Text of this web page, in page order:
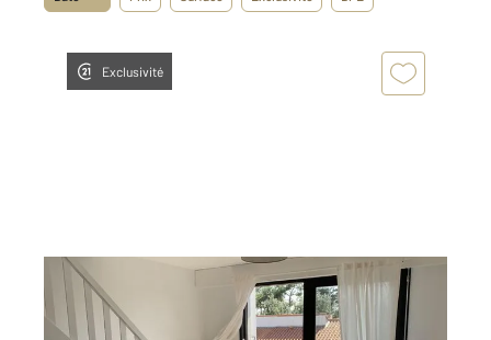
Exclusivité
BRETIGNOLLES SUR MER 85
41,51 m2
Ref : 7892